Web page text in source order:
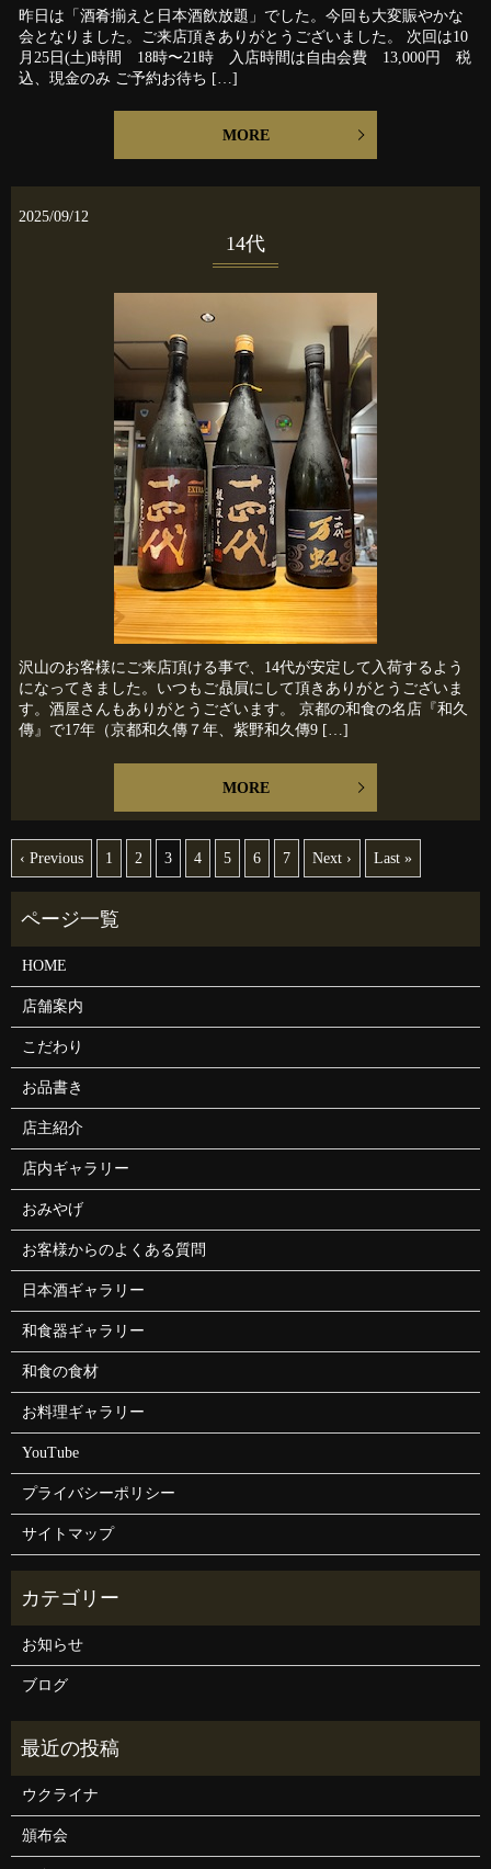
昨日は「酒肴揃えと日本酒飲放題」でした。今回も大変賑やかな
会となりました。ご来店頂きありがとうございました。 次回は10
月25日(土)時間 18時〜21時 入店時間は自由会費 13,000円 税
込、現金のみ ご予約お待ち […]
MORE
2025/09/12
14代
沢山のお客様にご来店頂ける事で、14代が安定して入荷するよう
になってきました。いつもご贔屓にして頂きありがとうございま
す。酒屋さんもありがとうございます。 京都の和食の名店『和久
傳』で17年（京都和久傳７年、紫野和久傳9 […]
MORE
‹ Previous 1 2 3 4 5 6 7 Next › Last »
HOME
店舗案内
こだわり
お品書き
店主紹介
店内ギャラリー
おみやげ
お客様からのよくある質問
日本酒ギャラリー
和食器ギャラリー
和食の食材
お料理ギャラリー
YouTube
プライバシーポリシー
サイトマップ
お知らせ
ブログ
ウクライナ
頒布会